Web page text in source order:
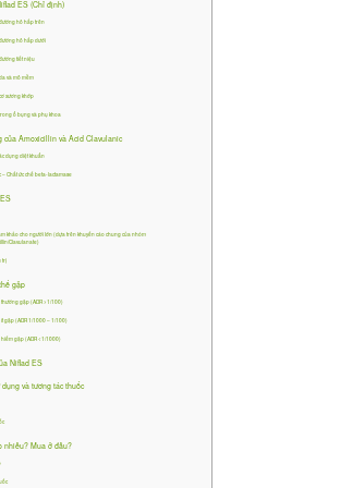
bộ phận sinh dục nữ, nhiễm khuẩn
khuẩn hậu sản, sẩy thai nhiễm
khuẩn trong ổ bụng, áp-xe ổ răng,
phẫu
động của Amoxicillin
hợp của hai thành phần với cơ chế
tạo nên một kháng sinh phổ rộng
– Tác dụng diệt khuẩn
sinh bán tổng hợp thuộc nhóm
ES (Chỉ định)
hô hấp trên
hô hấp dưới
tiết niệu
và mô mềm
xương khớp
ổ bụng và phụ khoa
của Amoxicillin và Acid Clavulanic
dụng diệt khuẩn
– Chất ức chế beta-lactamase
khảo cho người lớn (dựa trên khuyến cáo chung của nhóm
Clavulanate)
trị
gặp
thường gặp (ADR >1/100)
gặp (ADR 1/1000 – 1/100)
hiếm gặp (ADR <1/1000)
Niflad ES
và tương tác thuốc
nhiêu? Mua ở đâu?